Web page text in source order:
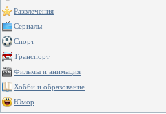
Развлечения
Сериалы
Спорт
Транспорт
Фильмы и анимация
Хобби и образование
Юмор